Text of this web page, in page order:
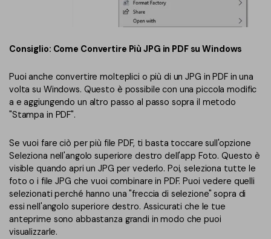
Consiglio: Come Convertire Più JPG in PDF su Windows
Puoi anche convertire molteplici o più di un JPG in PDF in una
volta su Windows. Questo è possibile con una piccola modific
a e aggiungendo un altro passo al passo sopra il metodo
"Stampa in PDF".
Se vuoi fare ciò per più file PDF, ti basta toccare sull'opzione
Seleziona nell'angolo superiore destro dell'app Foto. Questo è
visible quando apri un JPG per vederlo. Poi, seleziona tutte le
foto o i file JPG che vuoi combinare in PDF. Puoi vedere quelli
selezionati perché hanno una "freccia di selezione" sopra di
essi nell'angolo superiore destro. Assicurati che le tue
anteprime sono abbastanza grandi in modo che puoi
visualizzarle.